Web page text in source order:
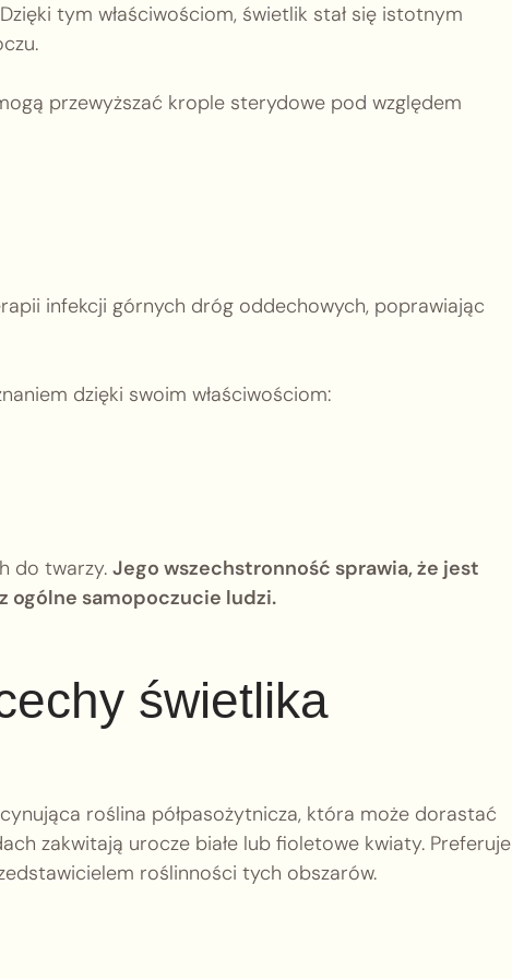
tym właściwościom, świetlik stał się istotnym
przewyższać krople sterydowe pod względem
infekcji górnych dróg oddechowych, poprawiając
dzięki swoim właściwościom:
do twarzy. Jego wszechstronność sprawia, że jest
ogólne samopoczucie ludzi.
świetlika
roślina półpasożytnicza, która może dorastać
zakwitają urocze białe lub fioletowe kwiaty. Preferuje
roślinności tych obszarów.